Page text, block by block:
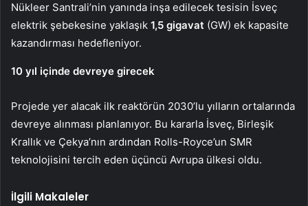
Nükleer Santrali’nin yanında inşa edilecek tesisin İsveç
elektrik şebekesine yaklaşık 1,5 gigavat (GW) ek kapasite
kazandırması hedefleniyor.
10 yıl içinde devreye girecek
Projede yer alacak ilk reaktörün 2030’lu yılların ortalarında
devreye alınması planlanıyor. Bu kararla İsveç, Birleşik
Krallık ve Çekya’nın ardından Rolls-Royce’un SMR
teknolojisini tercih eden üçüncü Avrupa ülkesi oldu.
İlgili Makaleler